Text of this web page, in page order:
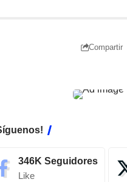
Compartir
346K Seguidores
Like